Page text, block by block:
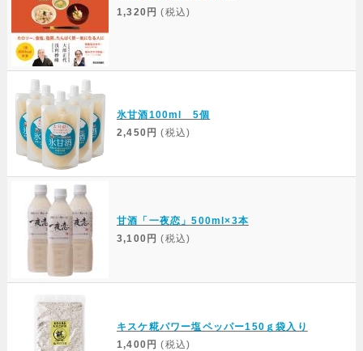
1,320円 (税込)
氷甘酒100ml 5個
2,450円 (税込)
甘酒「一夜恋」500ml×3本
3,100円 (税込)
キスケ糀パワー塩ペッパー150ｇ袋入り
1,400円 (税込)